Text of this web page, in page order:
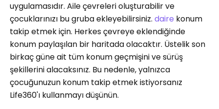
uygulamasıdır. Aile çevreleri oluşturabilir ve
çocuklarınızı bu gruba ekleyebilirsiniz. daire konum
takip etmek için. Herkes çevreye eklendiğinde
konum paylaşılan bir haritada olacaktır. Üstelik son
birkaç güne ait tüm konum geçmişini ve sürüş
şekillerini alacaksınız. Bu nedenle, yalnızca
çocuğunuzun konum takip etmek istiyorsanız
Life360'ı kullanmayı düşünün.